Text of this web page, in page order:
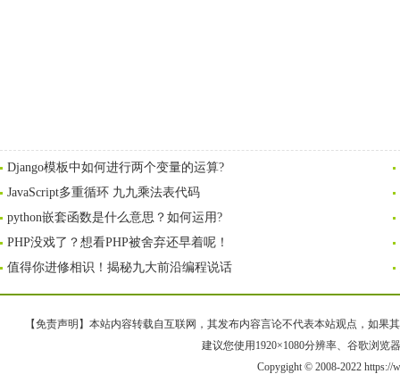
Django模板中如何进行两个变量的运算?
JavaScript多重循环 九九乘法表代码
python嵌套函数是什么意思？如何运用?
PHP没戏了？想看PHP被舍弃还早着呢！
值得你进修相识！揭秘九大前沿编程说话
【免责声明】本站内容转载自互联网，其发布内容言论不代表本站观点，如果
建议您使用1920×1080分辨率、谷歌浏览
Copygight © 2008-2022 https://